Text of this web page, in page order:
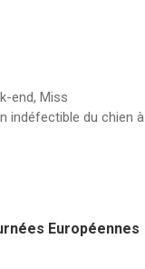
end, Miss
indéfectible du chien à
Européennes